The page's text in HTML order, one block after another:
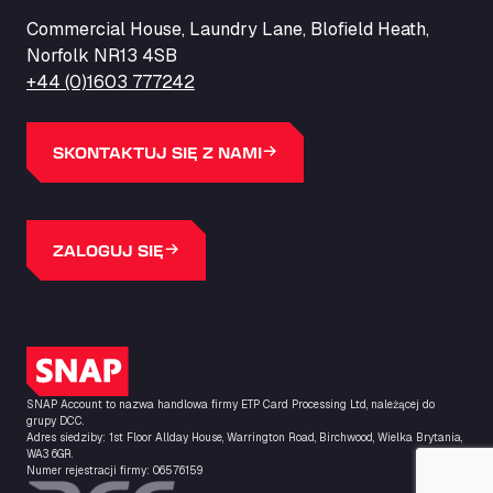
Barneys Diner
A18 Melton Ross Road, DN38 6LB
Bars Logistics Ltd
Elm Farm Depot, CO6 1HU
Bartrums Haulage & Storage
A140, Langton Green, IP23 7HS
Bolstoen 9, 1046 AS
Basiq Truck Cleaning Echt
A.G. Bellstraat 35A, 7903 AD
Bathgate Truck & Car Wash
16 Inchmuir Road, EH48 2EP
Batim Truckstop
Lar Bck Z 7 Mennen, 8930
Commercial House, Laundry Lane, Blofield Heath,
Norfolk NR13 4SB
+44 (0)1603 777242
SKONTAKTUJ SIĘ Z NAMI
ZALOGUJ SIĘ
Logo SNAP
SNAP Account to nazwa handlowa firmy ETP Card Processing Ltd, należącej do
grupy DCC.
Adres siedziby: 1st Floor Allday House, Warrington Road, Birchwood, Wielka Brytania,
WA3 6GR.
Numer rejestracji firmy: 06576159